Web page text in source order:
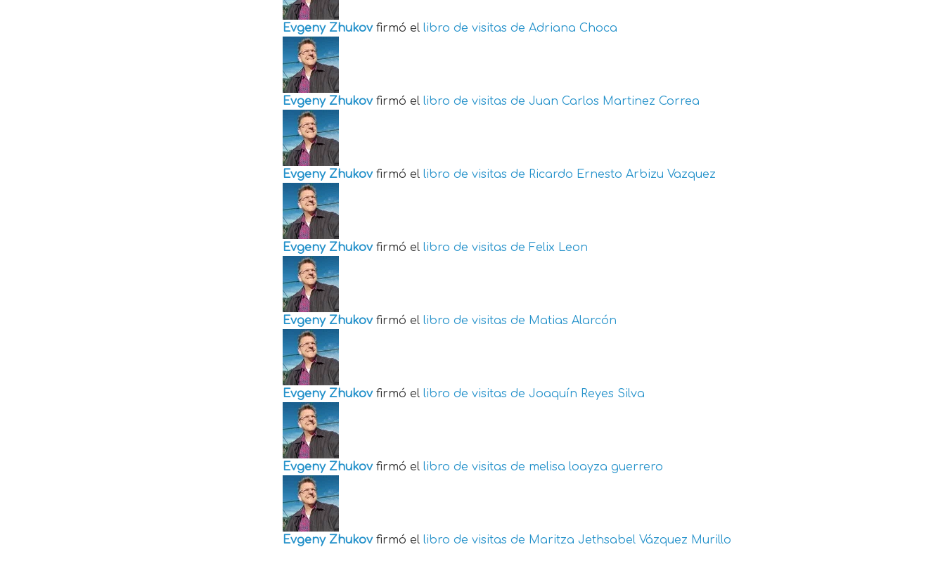
Evgeny Zhukov firmó el libro de visitas de Adriana Choca
Evgeny Zhukov firmó el libro de visitas de Juan Carlos Martinez Correa
Evgeny Zhukov firmó el libro de visitas de Ricardo Ernesto Arbizu Vazquez
Evgeny Zhukov firmó el libro de visitas de Felix Leon
Evgeny Zhukov firmó el libro de visitas de Matias Alarcón
Evgeny Zhukov firmó el libro de visitas de Joaquín Reyes Silva
Evgeny Zhukov firmó el libro de visitas de melisa loayza guerrero
Evgeny Zhukov firmó el libro de visitas de Maritza Jethsabel Vázquez Murillo